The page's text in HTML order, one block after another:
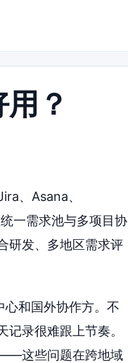
？
、Asana、
一需求池与多项目协
研发、多地区需求评
和国外协作方。不
录很难跟上节奏。
——这些问题在跨地域